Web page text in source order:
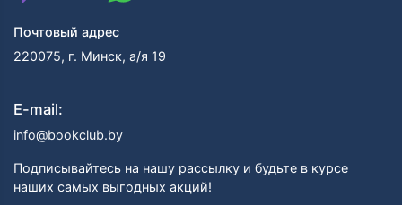
Почтовый адрес
220075, г. Минск, а/я 19
E-mail:
info@bookclub.by
Подписывайтесь на нашу рассылку и будьте в курсе
наших самых выгодных акций!